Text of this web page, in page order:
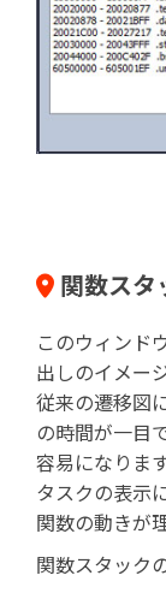
関数スタ
このウィンド
出しのイメー
従来の遷移図
の時間が一目
容易になります
タスクの表示
関数の動きが
関数スタック